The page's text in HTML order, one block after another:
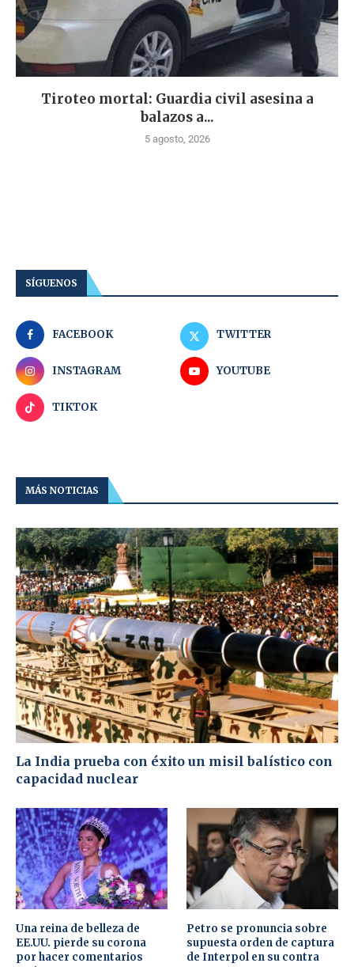
Tiroteo mortal: Guardia civil asesina a
balazos a...
5 agosto, 2026
SÍGUENOS
FACEBOOK TWITTER
INSTAGRAM YOUTUBE
TIKTOK
MÁS NOTICIAS
La India prueba con éxito un misil balístico con
capacidad nuclear
Una reina de belleza de
EE.UU. pierde su corona
por hacer comentarios
Petro se pronuncia sobre
supuesta orden de captura
de Interpol en su contra